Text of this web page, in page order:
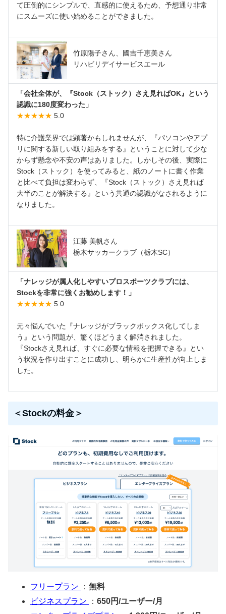
て圧倒的にシンプルで、直感的に使えるため、予想通り非常
にスムーズに使い始めることができました。
竹原陽子さん、國吉千恵美さん
リハビリデイサービスエール
「会社全体が、『Stock（ストック）さえ見ればOK』という
認識に180度変わった」
★★★★★ 5.0
特に介護業界では顕著かもしれませんが、『パソコンやアプ
リに関する新しい取り組みをする』ということに対して少な
からず懸念や不安の声はありました。しかしその後、実際に
Stock（ストック）を使ってみると、紙のノートに書く作業
と比べて負担は変わらず、『Stock（ストック）さえ見れば
大半のことが解決する』という共通の認識がなされるように
なりました。
江藤 美帆さん
栃木サッカークラブ（栃木SC）
「ナレッジが属人化しやすいプロスポーツクラブには、
Stockを非常に強くお勧めします！」
★★★★★ 5.0
元々悩んでいた『ナレッジがブラックボックス化してしま
う』という問題が、驚くほどうまく解消されました。
『Stockさえ見れば、すぐに必要な情報を把握できる』とい
う状況を作り出すことに成功し、明らかに生産性が向上しま
した。
＜Stockの料金＞
フリープラン ： 無料
ビジネスプラン
： 650円/ユーザー/月